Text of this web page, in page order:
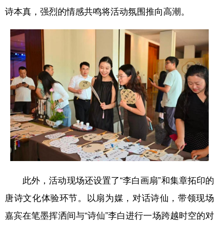
诗本真，强烈的情感共鸣将活动氛围推向高潮。
此外，活动现场还设置了“李白画扇”和集章拓印的
唐诗文化体验环节。以扇为媒，对话诗仙，带领现场
嘉宾在笔墨挥洒间与“诗仙”李白进行一场跨越时空的对